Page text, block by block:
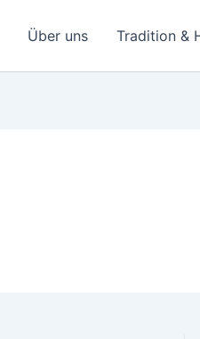
Über uns Tradition &